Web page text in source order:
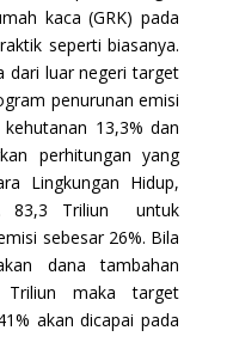
kaca (GRK) pada
seperti biasanya.
dari luar negeri target
penurunan emisi
13,3% dan
perhitungan yang
Lingkungan Hidup,
83,3 Triliun untuk
sebesar 26%. Bila
dana tambahan
maka target
akan dicapai pada